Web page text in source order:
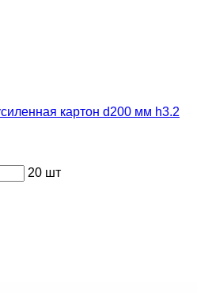
картон d200 мм h3.2
20 шт